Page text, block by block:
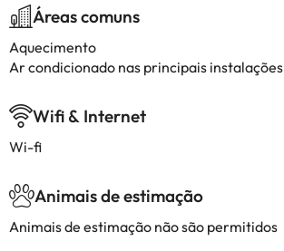
Áreas comuns
Aquecimento
Ar condicionado nas principais instalações
Wifi & Internet
Wi-fi
Animais de estimação
Animais de estimação não são permitidos